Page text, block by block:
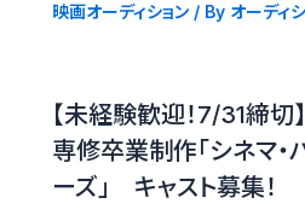
映画オーディション/ By オーディ
【未経験歓迎！7/31締
専修卒業制作「シネマ・
ーズ」 キャスト募集！